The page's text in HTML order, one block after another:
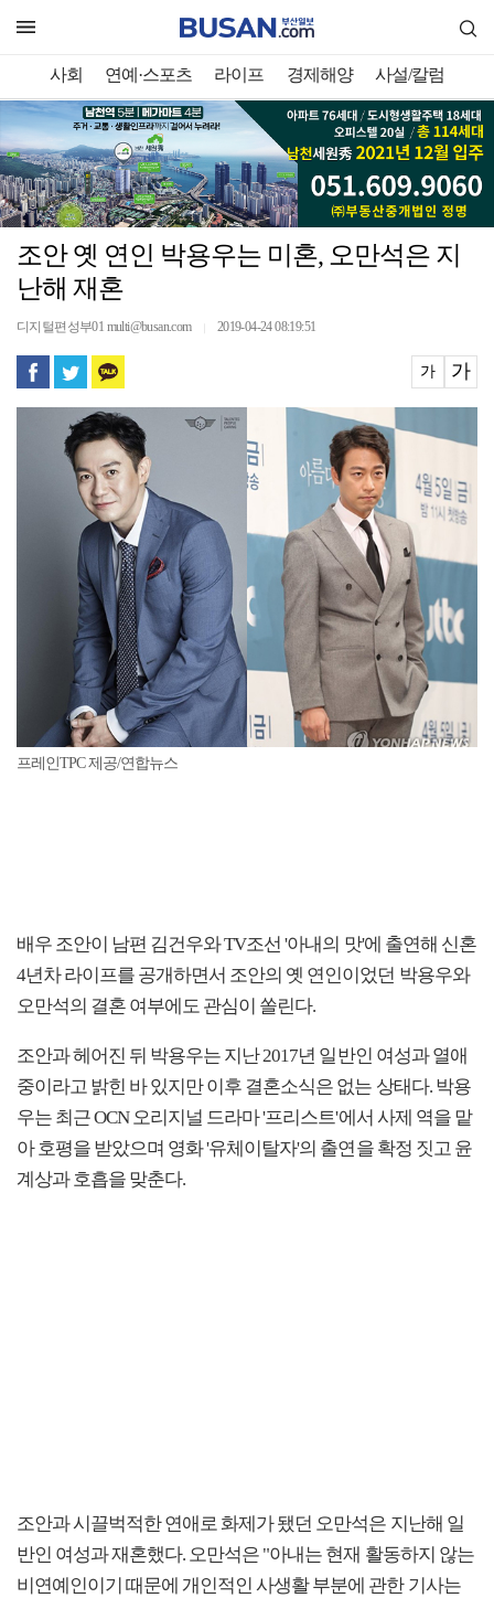
사회 연예·스포츠 라이프 경제해양 사설/칼럼
조안 옛 연인 박용우는 미혼, 오만석은 지
난해 재혼
디지털편성부01 multi@busan.com 2019-04-24 08:19:51
가 가
프레인TPC 제공/연합뉴스
배우 조안이 남편 김건우와 TV조선 '아내의 맛'에 출연해 신혼
4년차 라이프를 공개하면서 조안의 옛 연인이었던 박용우와
오만석의 결혼 여부에도 관심이 쏠린다.
조안과 헤어진 뒤 박용우는 지난 2017년 일반인 여성과 열애
중이라고 밝힌 바 있지만 이후 결혼소식은 없는 상태다. 박용
우는 최근 OCN 오리지널 드라마 '프리스트'에서 사제 역을 맡
아 호평을 받았으며 영화 '유체이탈자'의 출연을 확정 짓고 윤
계상과 호흡을 맞춘다.
조안과 시끌벅적한 연애로 화제가 됐던 오만석은 지난해 일
반인 여성과 재혼했다. 오만석은 "아내는 현재 활동하지 않는
비연예인이기 때문에 개인적인 사생활 부분에 관한 기사는